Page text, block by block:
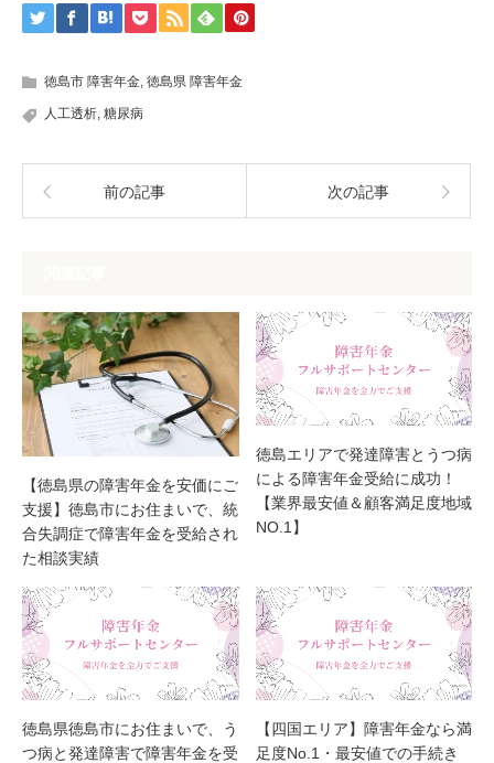
徳島市 障害年金 徳島県 障害年金
人工透析 糖尿病
前の記事 次の記事
【徳島県の障害年金を安価にご
支援】徳島市にお住まいで、統
合失調症で障害年金を受給され
た相談実績
徳島エリアで発達障害とうつ病
による障害年金受給に成功！
【業界最安値＆顧客満足度地域
NO.1】
徳島県徳島市にお住まいで、う
つ病と発達障害で障害年金を受
【四国エリア】障害年金なら満
足度No.1・最安値での手続き